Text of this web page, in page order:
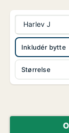
Harlev J
Størrelse
Inkludér bytte